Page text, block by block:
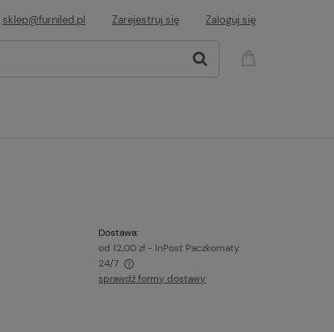
sklep@furniled.pl Zarejestruj się Zaloguj się
Dostawa:
od 12,00 zł - InPost Paczkomaty
24/7
sprawdź formy dostawy